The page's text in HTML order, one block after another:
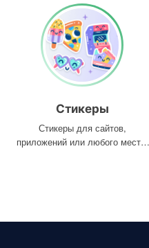
Стикеры
Стикеры для сайтов,
приложений или любого места,